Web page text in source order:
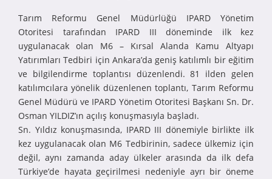
Tarım Reformu Genel Müdürlüğü IPARD Yönetim
Otoritesi tarafından IPARD III döneminde ilk kez
uygulanacak olan M6 – Kırsal Alanda Kamu Altyapı
Yatırımları Tedbiri için Ankara’da geniş katılımlı bir eğitim
ve bilgilendirme toplantısı düzenlendi. 81 ilden gelen
katılımcılara yönelik düzenlenen toplantı, Tarım Reformu
Genel Müdürü ve IPARD Yönetim Otoritesi Başkanı Sn. Dr.
Osman YILDIZ’ın açılış konuşmasıyla başladı.
Sn. Yıldız konuşmasında, IPARD III dönemiyle birlikte ilk
kez uygulanacak olan M6 Tedbirinin, sadece ülkemiz için
değil, aynı zamanda aday ülkeler arasında da ilk defa
Türkiye’de hayata geçirilmesi nedeniyle ayrı bir öneme